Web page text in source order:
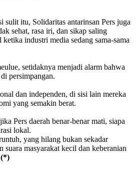
sulit itu, Solidaritas antarinsan Pers juga
sehat, rasa iri, dan sikap saling
industri media sedang sama-sama
setidaknya menjadi alarm bahwa
persimpangan.
dan independen, di sisi lain mereka
yang semakin berat.
Pers daerah benar-benar mati, siapa
lokal.
yang hilang bukan sekadar
suara masyarakat kecil dan keberanian
(*)